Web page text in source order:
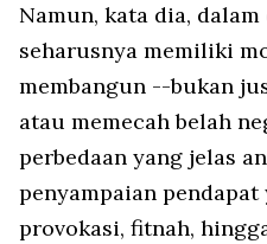
Namun, kata dia,
seharusnya memiliki
membangun --bukan
atau memecah belah
perbedaan yang jelas
penyampaian
provokasi, fitnah,